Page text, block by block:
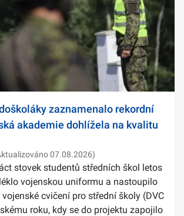
zaznamenalo rekordní
akademie dohlížela na kvalitu
07.08.2026)
stovek studentů středních škol letos
vojenskou uniformu a nastoupilo
cvičení pro střední školy (DVC
roku, kdy se do projektu zapojilo